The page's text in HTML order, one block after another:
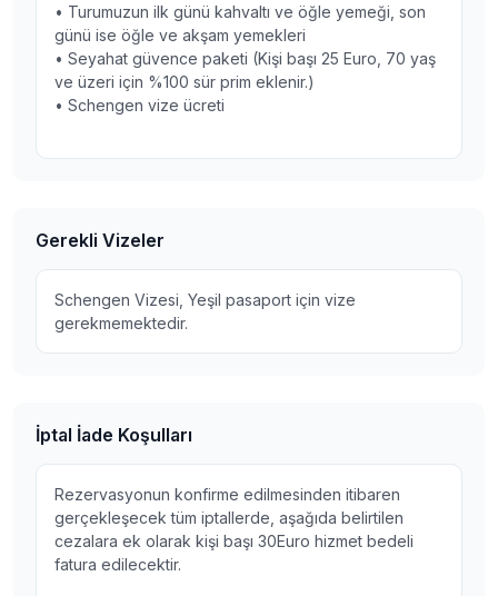
• Turumuzun ilk günü kahvaltı ve öğle yemeği, son
günü ise öğle ve akşam yemekleri
• Seyahat güvence paketi (Kişi başı 25 Euro, 70 yaş
ve üzeri için %100 sür prim eklenir.)
• Schengen vize ücreti
Gerekli Vizeler
Schengen Vizesi, Yeşil pasaport için vize
gerekmemektedir.
İptal İade Koşulları
Rezervasyonun konfirme edilmesinden itibaren
gerçekleşecek tüm iptallerde, aşağıda belirtilen
cezalara ek olarak kişi başı 30Euro hizmet bedeli
fatura edilecektir.